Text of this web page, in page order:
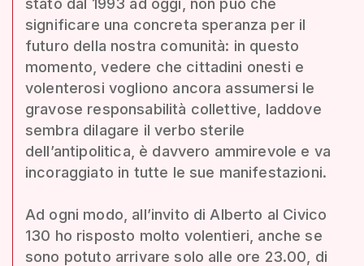
stato dal 1993 ad oggi, non può che
significare una concreta speranza per il
futuro della nostra comunità: in questo
momento, vedere che cittadini onesti e
volenterosi vogliono ancora assumersi le
gravose responsabilità collettive, laddove
sembra dilagare il verbo sterile
dell’antipolitica, è davvero ammirevole e va
incoraggiato in tutte le sue manifestazioni.
Ad ogni modo, all’invito di Alberto al Civico
130 ho risposto molto volentieri, anche se
sono potuto arrivare solo alle ore 23.00, di